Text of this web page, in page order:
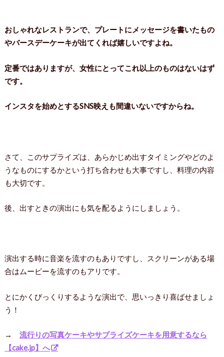
おしゃれなレストランで、プレートにメッセージを書いたもの
やバースデーケーキが出てくれば嬉しいですよね。
定番ではありますが、女性にとってこれ以上のものはないはず
です。
インスタを始めとするSNS映えも間違いないですからね。
さて、このサプライズは、あらかじめ出すタイミングやどのよ
うなものにするかという打ち合わせも大事ですし、料理の内容
も大切です。
後、出すときの演出にも気を配るようにしましょう。
演出する時に音楽を流すのもありですし、スクリーンがある場
合はムービーを流すのもアリです。
とにかくびっくりするような演出で、思いっきり喜ばせましょ
う！
→ 流行りの写真ケーキやサプライズケーキを用意するなら
【cake.jp】へ